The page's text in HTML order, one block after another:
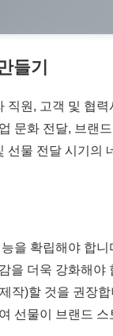
들기
원, 고객 및 협
문화 전달, 브랜
물 전달 시기의
을 확립해야 합
을 더욱 강화해야
작)할 것을 권장
선물이 브랜드